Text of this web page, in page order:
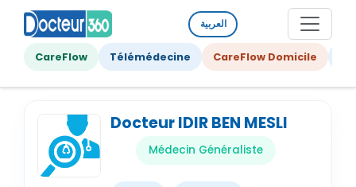
العربية
CareFlow Télémédecine CareFlow Domicile
Docteur IDIR BEN MESLI
Médecin Généraliste